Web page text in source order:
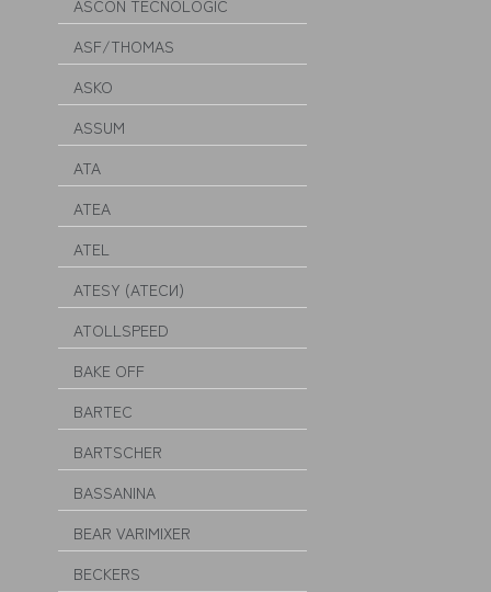
ASCON TECNOLOGIC
ASF/THOMAS
ASKO
ASSUM
ATA
ATEA
ATEL
ATESY (АТЕСИ)
ATOLLSPEED
BAKE OFF
BARTEC
BARTSCHER
BASSANINA
BEAR VARIMIXER
BECKERS